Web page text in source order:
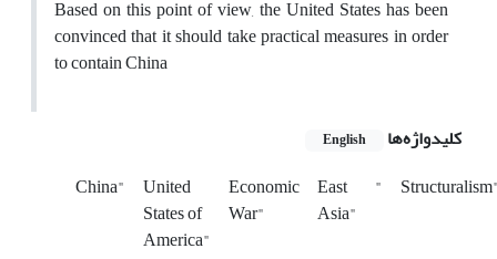
Based on this point of view, the United States has been
convinced that it should take practical measures in order
to contain China
کلیدواژه‌ها English
China" United
States of
America"
Economic
War"
East
Asia"
"